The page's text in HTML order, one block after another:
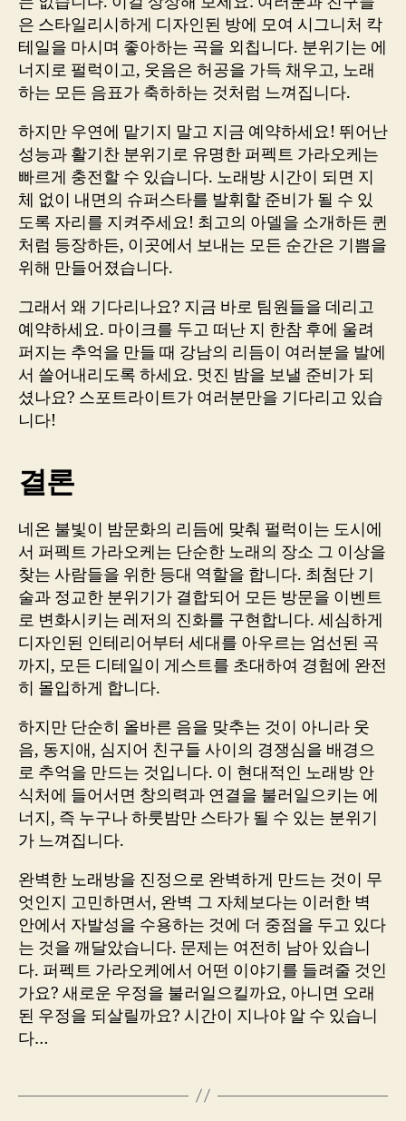
은 스타일리시하게 디자인된 방에 모여 시그니처 칵
테일을 마시며 좋아하는 곡을 외칩니다. 분위기는 에
너지로 펄럭이고, 웃음은 허공을 가득 채우고, 노래
하는 모든 음표가 축하하는 것처럼 느껴집니다.
하지만 우연에 맡기지 말고 지금 예약하세요! 뛰어난
성능과 활기찬 분위기로 유명한 퍼펙트 가라오케는
빠르게 충전할 수 있습니다. 노래방 시간이 되면 지
체 없이 내면의 슈퍼스타를 발휘할 준비가 될 수 있
도록 자리를 지켜주세요! 최고의 아델을 소개하든 퀸
처럼 등장하든, 이곳에서 보내는 모든 순간은 기쁨을
위해 만들어졌습니다.
그래서 왜 기다리나요? 지금 바로 팀원들을 데리고
예약하세요. 마이크를 두고 떠난 지 한참 후에 울려
퍼지는 추억을 만들 때 강남의 리듬이 여러분을 발에
서 쓸어내리도록 하세요. 멋진 밤을 보낼 준비가 되
셨나요? 스포트라이트가 여러분만을 기다리고 있습
니다!
결론
네온 불빛이 밤문화의 리듬에 맞춰 펄럭이는 도시에
서 퍼펙트 가라오케는 단순한 노래의 장소 그 이상을
찾는 사람들을 위한 등대 역할을 합니다. 최첨단 기
술과 정교한 분위기가 결합되어 모든 방문을 이벤트
로 변화시키는 레저의 진화를 구현합니다. 세심하게
디자인된 인테리어부터 세대를 아우르는 엄선된 곡
까지, 모든 디테일이 게스트를 초대하여 경험에 완전
히 몰입하게 합니다.
하지만 단순히 올바른 음을 맞추는 것이 아니라 웃
음, 동지애, 심지어 친구들 사이의 경쟁심을 배경으
로 추억을 만드는 것입니다. 이 현대적인 노래방 안
식처에 들어서면 창의력과 연결을 불러일으키는 에
너지, 즉 누구나 하룻밤만 스타가 될 수 있는 분위기
가 느껴집니다.
완벽한 노래방을 진정으로 완벽하게 만드는 것이 무
엇인지 고민하면서, 완벽 그 자체보다는 이러한 벽
안에서 자발성을 수용하는 것에 더 중점을 두고 있다
는 것을 깨달았습니다. 문제는 여전히 남아 있습니
다. 퍼펙트 가라오케에서 어떤 이야기를 들려줄 것인
가요? 새로운 우정을 불러일으킬까요, 아니면 오래
된 우정을 되살릴까요? 시간이 지나야 알 수 있습니
다…